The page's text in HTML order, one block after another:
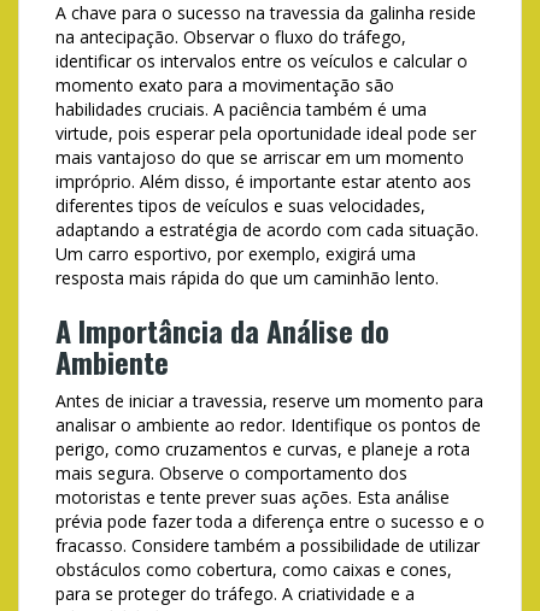
A chave para o sucesso na travessia da galinha reside
na antecipação. Observar o fluxo do tráfego,
identificar os intervalos entre os veículos e calcular o
momento exato para a movimentação são
habilidades cruciais. A paciência também é uma
virtude, pois esperar pela oportunidade ideal pode ser
mais vantajoso do que se arriscar em um momento
impróprio. Além disso, é importante estar atento aos
diferentes tipos de veículos e suas velocidades,
adaptando a estratégia de acordo com cada situação.
Um carro esportivo, por exemplo, exigirá uma
resposta mais rápida do que um caminhão lento.
A Importância da Análise do
Ambiente
Antes de iniciar a travessia, reserve um momento para
analisar o ambiente ao redor. Identifique os pontos de
perigo, como cruzamentos e curvas, e planeje a rota
mais segura. Observe o comportamento dos
motoristas e tente prever suas ações. Esta análise
prévia pode fazer toda a diferença entre o sucesso e o
fracasso. Considere também a possibilidade de utilizar
obstáculos como cobertura, como caixas e cones,
para se proteger do tráfego. A criatividade e a